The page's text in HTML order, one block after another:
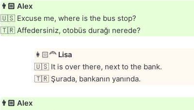
👨🏻 Alex
🇺🇸 Excuse me, where is the bus stop?
🇹🇷 Affedersiniz, otobüs durağı nerede?
👩🏻‍🦰 Lisa
🇺🇸 It is over there, next to the bank.
🇹🇷 Şurada, bankanın yanında.
👨🏻 Alex